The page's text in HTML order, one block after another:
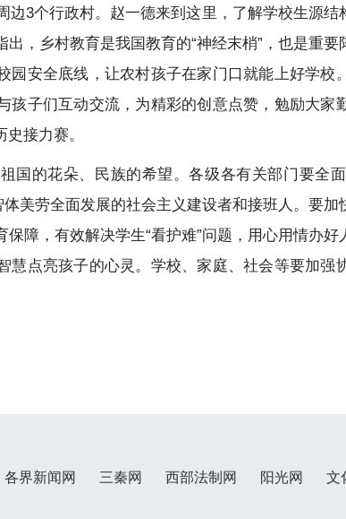
边3个行政村。赵一德来到这里，了解学校生源
，乡村教育是我国教育的“神经末梢”，也是重
园安全底线，让农村孩子在家门口就能上好学校
孩子们互动交流，为精彩的创意点赞，勉励大家
接力赛。
国的花朵、民族的希望。各级各有关部门要全
美劳全面发展的社会主义建设者和接班人。要
障，有效解决学生“看护难”问题，用心用情办
慧点亮孩子的心灵。学校、家庭、社会等要加强
各界新闻网 三秦网 西部法制网 阳光网 文